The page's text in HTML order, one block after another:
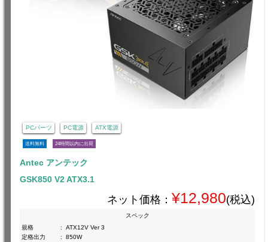
PCパーツ PC電源 ATX電源
送料無料 24時間以内に出荷
Antec アンテック
GSK850 V2 ATX3.1
ネット価格： ¥12,980(税込)
スペック
規格
:
ATX12V Ver 3
定格出力
:
850W